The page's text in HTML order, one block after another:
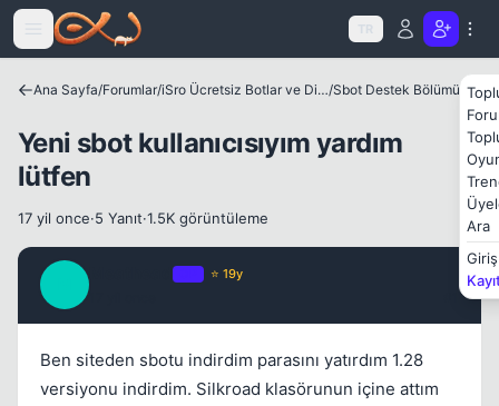
Icerige atla
TR
Ara
Giriş
Ana Sayfa/Forumlar/ iSro Ücretsiz Botlar ve Diğer Programlar/Sbot Destek Bölümü
Yeni sbot kullanıcısıyım yardım
lütfen
17 yil once·5 Yanıt·1.5K görüntüleme
⭐ 19y
Ben siteden sbotu indirdim parasını yatırdım 1.28
versiyonu indirdim. Silkroad klasörunun içine attım
Kapat